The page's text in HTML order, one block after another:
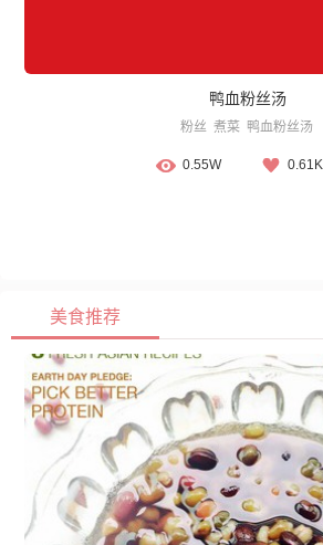
鸭血粉丝汤
粉丝 煮菜 鸭血粉丝汤
0.55W 0.61K
美食推荐